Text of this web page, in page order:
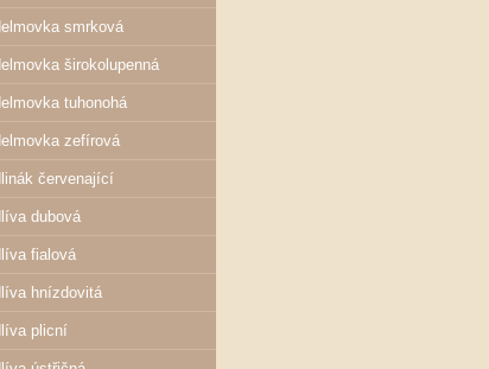
smrková
širokolupenná
tuhonohá
zefírová
červenající
dubová
fialová
hnízdovitá
plicní